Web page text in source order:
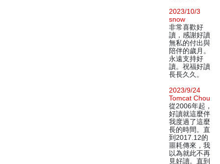
2023/10/3
snow
非常喜歡好
讀，感謝好讀
無私的付出與
陪伴的歲月。
永遠支持好
讀。祝福好讀
長長久久。
2023/9/24
Tomcat Chou
從2006年起，
好讀就這麼伴
我度過了這麼
長的時間。直
到2017.12的
噩耗傳來，我
以為就此不再
見好讀。直到